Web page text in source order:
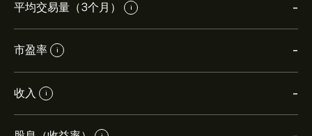
平均交易量（3个月） i -
市盈率 i -
收入 i -